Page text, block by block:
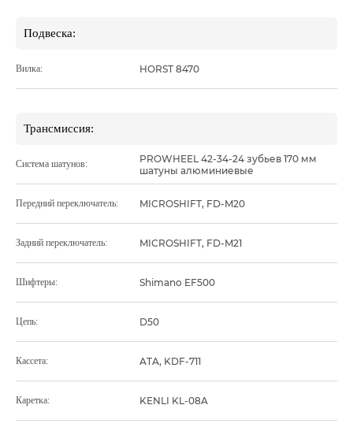
Подвеска:
Вилка: HORST 8470
Трансмиссия:
Система шатунов:
PROWHEEL 42-34-24 зубьев 170 мм
шатуны алюминиевые
Передний переключатель: MICROSHIFT, FD-M20
Задний переключатель: MICROSHIFT, FD-M21
Шифтеры: Shimano EF500
Цепь: D50
Кассета: ATA, KDF-711
Каретка: KENLI KL-08A